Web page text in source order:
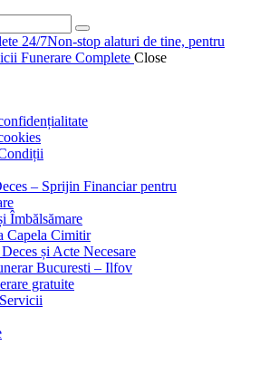
24/7Non-stop alaturi de tine, pentru
Funerare Complete Close
– Sprijin Financiar pentru
Îmbălsămare
Capela Cimitir
și Acte Necesare
Bucuresti – Ilfov
gratuite